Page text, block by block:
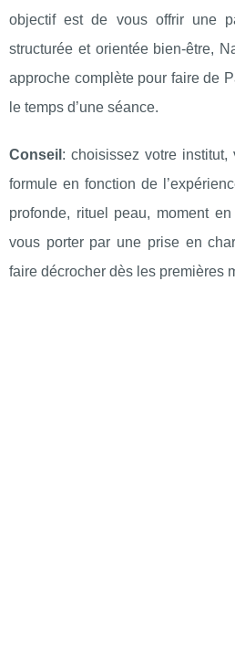
objectif est de vous offrir une
structurée et orientée bien-être,
approche complète pour faire de
le temps d’une séance.
Conseil : choisissez votre institut,
formule en fonction de
profonde, rituel peau, moment
vous porter par une prise en
faire décrocher dès les premières